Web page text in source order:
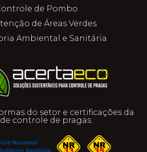
de Pombo
de Áreas Verdes
Ambiental e Sanitária
do setor e certificações da
controle de pragas.